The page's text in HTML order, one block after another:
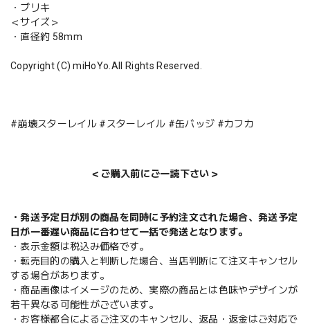
・ブリキ
＜サイズ＞
・直径約 58mm
Copyright (C) miHoYo.All Rights Reserved.
#崩壊スターレイル #スターレイル #缶バッジ #カフカ
＜ご購入前にご一読下さい＞
・発送予定日が別の商品を同時に予約注文された場合、発送予定
日が一番遅い商品に合わせて一括で発送となります。
・表示金額は税込み価格です。
・転売目的の購入と判断した場合、当店判断にて注文キャンセル
する場合があります。
・商品画像はイメージのため、実際の商品とは色味やデザインが
若干異なる可能性がございます。
・お客様都合によるご注文のキャンセル、返品・返金はご対応で